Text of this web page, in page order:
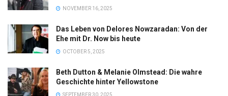
NOVEMBER 16, 2025
Das Leben von Delores Nowzaradan: Von der
Ehe mit Dr. Now bis heute
OCTOBER 5, 2025
Beth Dutton & Melanie Olmstead: Die wahre
Geschichte hinter Yellowstone
SEPTEMBER 30, 2025